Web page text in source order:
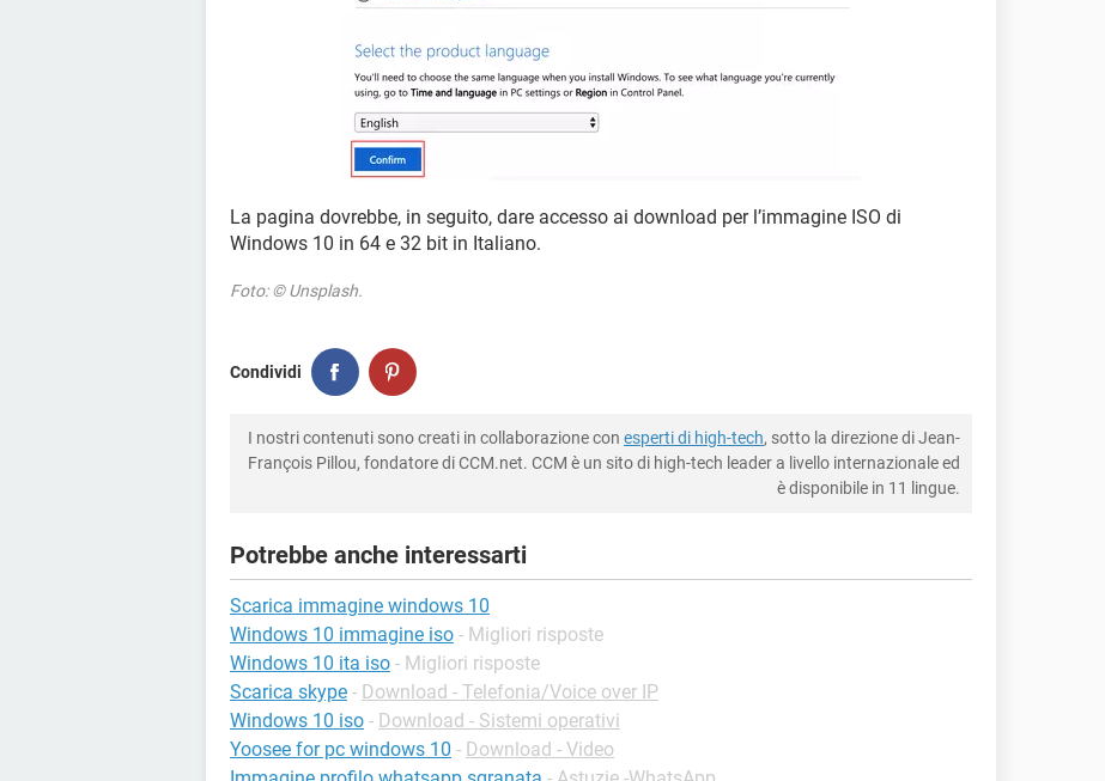
La pagina dovrebbe, in seguito, dare accesso ai download per l’immagine ISO di
Windows 10 in 64 e 32 bit in Italiano.
Foto: © Unsplash.
Condividi
I nostri contenuti sono creati in collaborazione con esperti di high-tech, sotto la direzione di Jean-
François Pillou, fondatore di CCM.net. CCM è un sito di high-tech leader a livello internazionale ed
è disponibile in 11 lingue.
Potrebbe anche interessarti
Scarica immagine windows 10
Windows 10 immagine iso - Migliori risposte
Windows 10 ita iso - Migliori risposte
Scarica skype - Download - Telefonia/Voice over IP
Windows 10 iso - Download - Sistemi operativi
Yoosee for pc windows 10 - Download - Video